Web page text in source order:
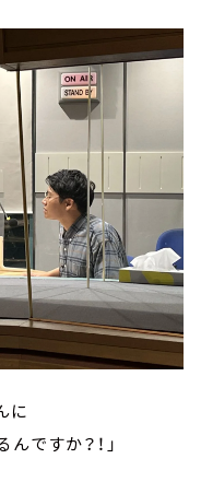
に
ですか？！」